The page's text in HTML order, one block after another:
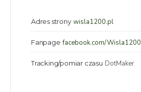
Adres strony wisla1200.pl
Fanpage facebook.com/Wisla1200
Tracking/pomiar czasu DotMaker